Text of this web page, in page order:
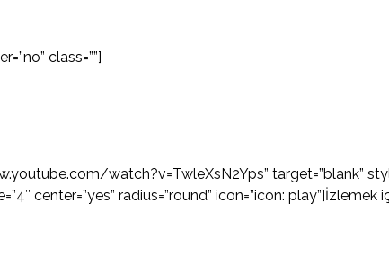
class=””]
watch?v=TwleXsN2Yps” target=”blank”
center=”yes” radius=”round” icon=”icon: play”]İzlemek